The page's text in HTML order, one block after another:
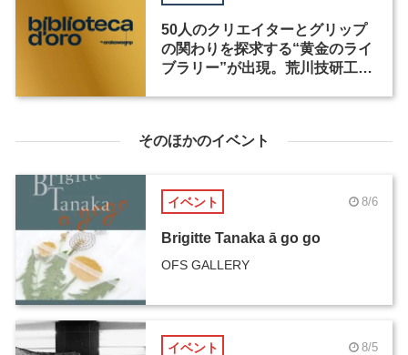
50人のクリエイターとグリップ
の関わりを探求する“黄金のライ
ブラリー”が出現。荒川技研工業
そのほかのイベント
イベント 8/6
Brigitte Tanaka ā go go
OFS GALLERY
イベント 8/5